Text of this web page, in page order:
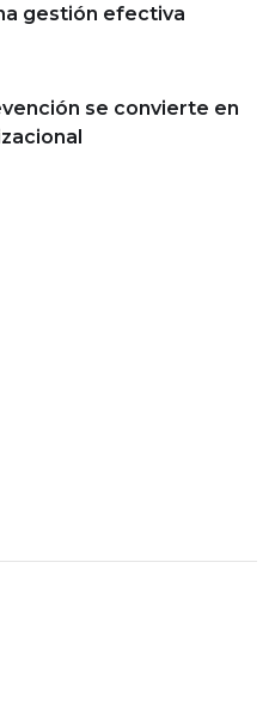
gestión efectiva
se convierte en